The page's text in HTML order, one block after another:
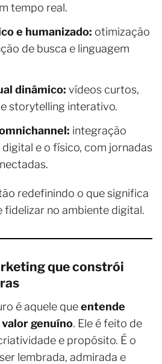
tempo real.
e humanizado: otimização
de busca e linguagem
dinâmico: vídeos curtos,
storytelling interativo.
integração
e o físico, com jornadas
redefinindo o que significa
fidelizar no ambiente digital.
que constrói
é aquele queentende
genuíno. Ele é feito de
e propósito. É o
lembrada, admirada e